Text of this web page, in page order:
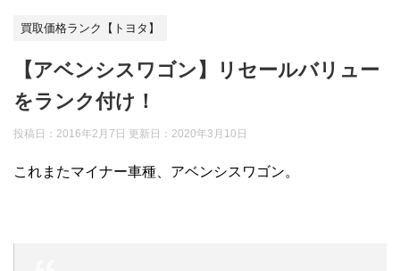
買取価格ランク【トヨタ】
【アベンシスワゴン】リセールバリュー
をランク付け！
投稿日：2016年2月7日 更新日： 2020年3月10日
これまたマイナー車種、アベンシスワゴン。